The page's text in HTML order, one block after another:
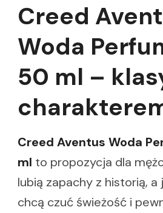
Creed
Woda
50 ml –
Creed Aventus Woda
ml to propozycja dla
lubią zapachy z historią,
chcą czuć świeżość i